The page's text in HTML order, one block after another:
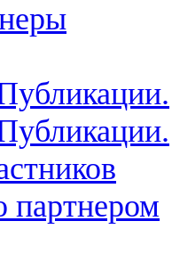
партнером